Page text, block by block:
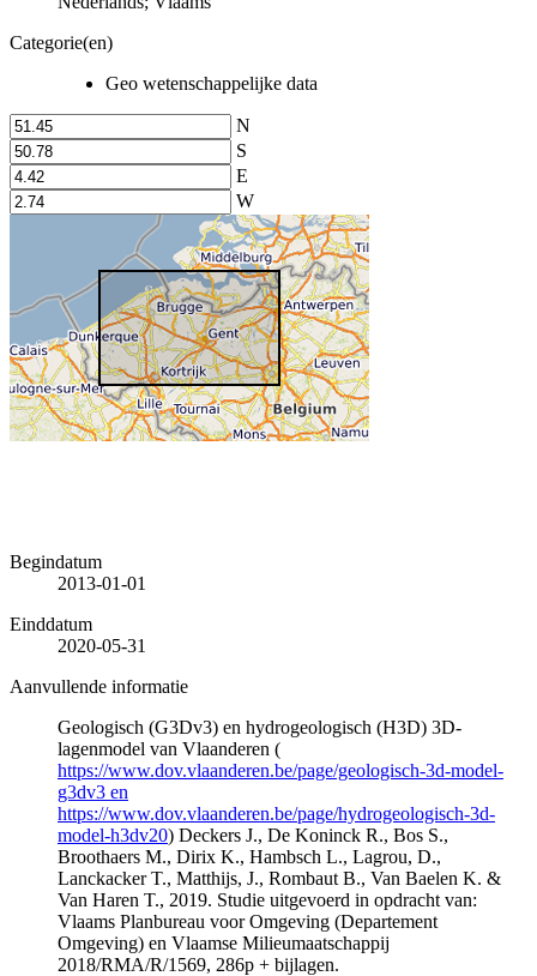
Categorie(en)
Geo wetenschappelijke data
N
S
E
W
Begindatum
2013-01-01
Einddatum
2020-05-31
Aanvullende informatie
Geologisch (G3Dv3) en hydrogeologisch (H3D) 3D-
lagenmodel van Vlaanderen (
https://www.dov.vlaanderen.be/page/geologisch-3d-model-
g3dv3 en
https://www.dov.vlaanderen.be/page/hydrogeologisch-3d-
model-h3dv20) Deckers J., De Koninck R., Bos S.,
Broothaers M., Dirix K., Hambsch L., Lagrou, D.,
Lanckacker T., Matthijs, J., Rombaut B., Van Baelen K. &
Van Haren T., 2019. Studie uitgevoerd in opdracht van:
Vlaams Planbureau voor Omgeving (Departement
Omgeving) en Vlaamse Milieumaatschappij
2018/RMA/R/1569, 286p + bijlagen.